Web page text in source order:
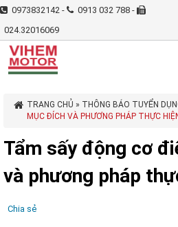
0973832142 -
0913 032 788 -
024.32016069
TRANG CHỦ » THÔNG BÁO TUYỂN
MỤC ĐÍCH VÀ PHƯƠNG PHÁP THỰC
Tẩm sấy động cơ
và phương pháp
Chia sẻ